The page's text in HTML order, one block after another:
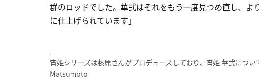
群のロッドでした。華弐はそれをもう一度見つめ直し、
に仕上げられています」
宵姫シリーズは藤原さんがプロデュースしており、宵姫 華弐につ
Matsumoto